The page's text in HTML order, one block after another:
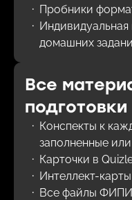
Пробники
домашних
Все
подготовки
Конспекты к
заполненные
Карточки в
Интеллект-
Все файлы